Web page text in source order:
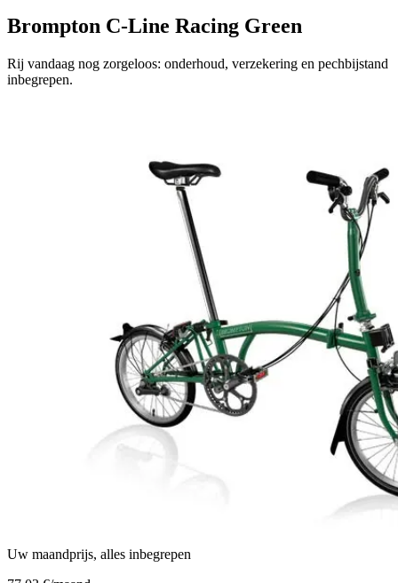
Brompton C-Line Racing Green
Rij vandaag nog zorgeloos: onderhoud, verzekering en pechbijstand
inbegrepen.
Uw maandprijs, alles inbegrepen